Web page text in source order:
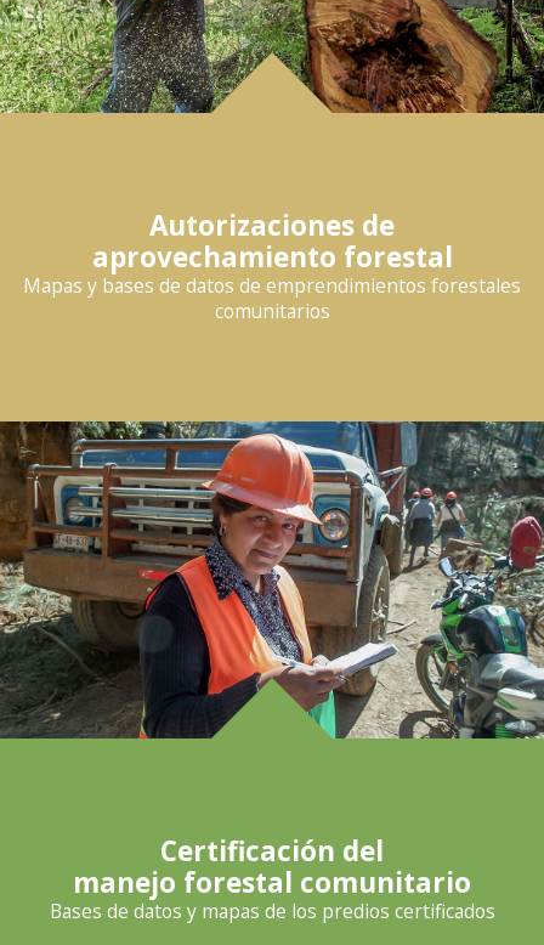
Autorizaciones de
aprovechamiento forestal
Mapas y bases de datos de emprendimientos forestales
comunitarios
Certificación del
manejo forestal comunitario
Bases de datos y mapas de los predios certificados